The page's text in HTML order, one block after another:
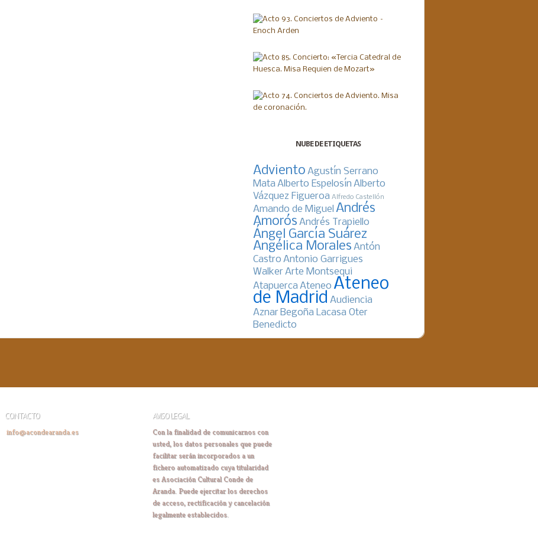
NUBE DE ETIQUETAS
Adviento Agustín Serrano
Mata Alberto Espelosín Alberto
Vázquez Figueroa Alfredo Castellón
Amando de Miguel Andrés
Amorós Andrés Trapiello
Ángel García Suárez
Angélica Morales Antón
Castro Antonio Garrigues
Walker Arte Montsequi
Atapuerca Ateneo Ateneo
de Madrid Audiencia
Aznar Begoña Lacasa Oter
Benedicto
CONTACTO
info@acondearanda.es
AVISO LEGAL
Con la finalidad de comunicarnos con
usted, los datos personales que puede
facilitar serán incorporados a un
fichero automatizado cuya titularidad
es Asociación Cultural Conde de
Aranda. Puede ejercitar los derechos
de acceso, rectificación y cancelación
legalmente establecidos.